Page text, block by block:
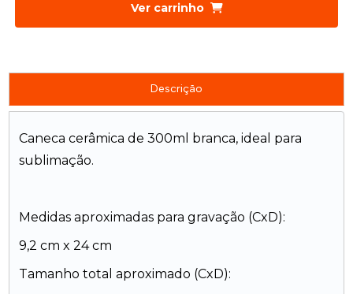
Ver carrinho
Descrição
Caneca cerâmica de 300ml branca, ideal para
sublimação.
Medidas aproximadas para gravação (CxD):
9,2 cm x 24 cm
Tamanho total aproximado (CxD):